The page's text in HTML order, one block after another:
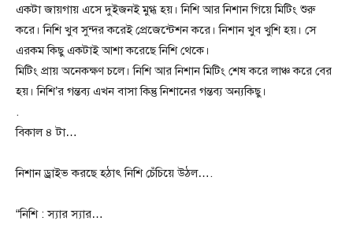
একটা জায়গায় এসে দুইজনই মুগ্ধ হয়।‌ নিশি আর নিশান গিয়ে মিটিং শুরু
করে। নিশি খুব সুন্দর করেই প্রেজেন্টেশন করে। নিশান খুব খুশি হয়। সে
এরকম কিছু একটাই আশা করেছে নিশি থেকে।
মিটিং প্রায় অনেকক্ষণ চলে। নিশি আর নিশান মিটিং শেষ করে লাঞ্চ করে বের
হয়।‌ নিশি’র গন্তব্য এখন বাসা কিন্তু নিশানের গন্তব্য অন্যকিছু।
.
বিকাল ৪ টা…
নিশান ড্রাইভ করছে হঠাৎ নিশি চেঁচিয়ে উঠল….
“নিশি : স্যার স্যার…